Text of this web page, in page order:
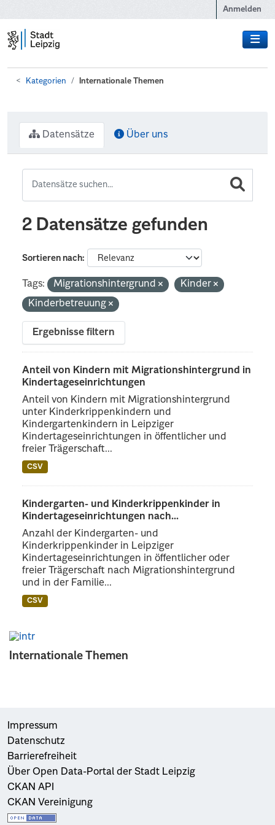
Anmelden
Kategorien Internationale Themen
Internationale Themen
Datensätze Über uns
2 Datensätze gefunden
Sortieren nach
Tags: Migrationshintergrund
Kinder
Kinderbetreuung
Ergebnisse filtern
Anteil von Kindern mit Migrationshintergrund in
Kindertageseinrichtungen
Anteil von Kindern mit Migrationshintergrund
unter Kinderkrippenkindern und
Kindergartenkindern in Leipziger
Kindertageseinrichtungen in öffentlicher und
freier Trägerschaft...
CSV
Kindergarten- und Kinderkrippenkinder in
Kindertageseinrichtungen nach...
Anzahl der Kindergarten- und
Kinderkrippenkinder in Leipziger
Kindertageseinrichtungen in öffentlicher oder
freier Trägerschaft nach Migrationshintergrund
und in der Familie...
CSV
Impressum
Datenschutz
Barrierefreiheit
Über Open Data-Portal der Stadt Leipzig
CKAN API
CKAN Vereinigung